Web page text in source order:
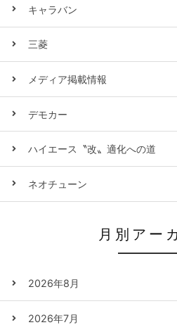
キャラバン
三菱
メディア掲載情報
デモカー
ハイエース〝改〟適化への道
ネオチューン
月別アー
2026年8月
2026年7月